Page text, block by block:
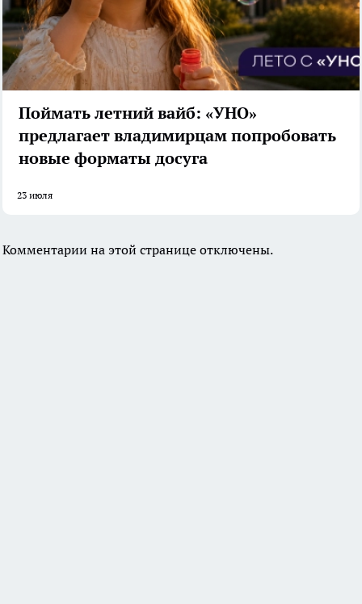
Поймать летний вайб: «УНО»
предлагает владимирцам попробовать
новые форматы досуга
23 июля
Комментарии на этой странице отключены.